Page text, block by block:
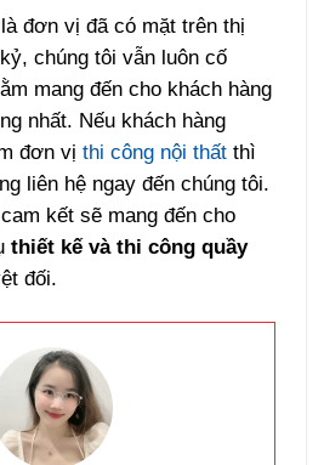
đơn vị đã có mặt trên thị
chúng tôi vẫn luôn cố
mang đến cho khách hàng
nhất. Nếu khách hàng
đơn vịthi công nội thất thì
liên hệ ngay đến chúng tôi.
kết sẽ mang đến cho
thiết kế và thi công quầy
đối.